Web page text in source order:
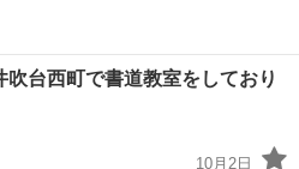
吹台西町で書道教室をしており
10月2日